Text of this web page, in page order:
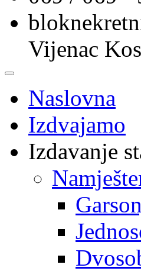
Vijenac
Naslovna
Izdvajamo
Izdavanje